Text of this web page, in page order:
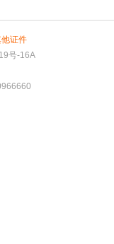
证件
号-16A